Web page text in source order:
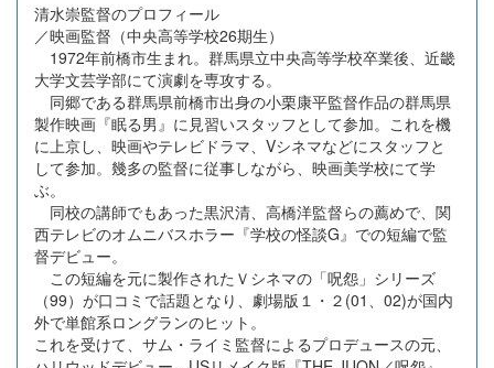
清水崇監督のプロフィール
／映画監督（中央高等学校26期生）
1972年前橋市生まれ。群馬県立中央高等学校卒業後、近畿
大学文芸学部にて演劇を専攻する。
同郷である群馬県前橋市出身の小栗康平監督作品の群馬県
製作映画『眠る男』に見習いスタッフとして参加。これを機
に上京し、映画やテレビドラマ、Vシネマなどにスタッフと
して参加。幾多の監督に従事しながら、映画美学校にて学
ぶ。
同校の講師でもあった黒沢清、高橋洋監督らの薦めで、関
西テレビのオムニバスホラー『学校の怪談G』での短編で監
督デビュー。
この短編を元に製作されたＶシネマの「呪怨」シリーズ
（99）が口コミで話題となり、劇場版１・２(01、02)が国内
外で単館系ロングランのヒット。
これを受けて、サム・ライミ監督によるプロデュースの元、